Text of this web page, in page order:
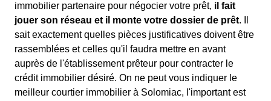
immobilier partenaire pour négocier votre prêt, il fait
jouer son réseau et il monte votre dossier de prêt. Il
sait exactement quelles pièces justificatives doivent être
rassemblées et celles qu'il faudra mettre en avant
auprès de l'établissement prêteur pour contracter le
crédit immobilier désiré. On ne peut vous indiquer le
meilleur courtier immobilier à Solomiac, l'important est